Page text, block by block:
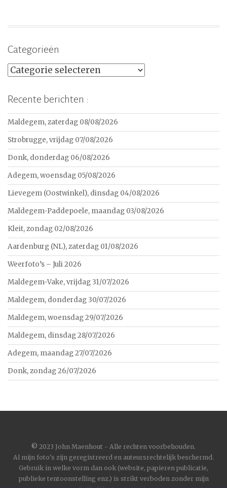
Categorieën
Categorieën
Recente berichten :
Maldegem, zaterdag 08/08/2026
Strobrugge, vrijdag 07/08/2026
Donk, donderdag 06/08/2026
Adegem, woensdag 05/08/2026
Lievegem (Oostwinkel), dinsdag 04/08/2026
Maldegem-Paddepoele, maandag 03/08/2026
Kleit, zondag 02/08/2026
Aardenburg (NL), zaterdag 01/08/2026
Weerfoto’s – Juli 2026
Maldegem-Vake, vrijdag 31/07/2026
Maldegem, donderdag 30/07/2026
Maldegem, woensdag 29/07/2026
Maldegem, dinsdag 28/07/2026
Adegem, maandag 27/07/2026
Donk, zondag 26/07/2026
© 2023 John Maenhout - Alle rechten voorbehouden.
Al mijn foto's zijn geregistreerd en auteursrechtelijk beschermd.
Gebruik in welke vorm dan ook (website, papieren publicatie,
publieke tentoonstelling enz.) is strikt verboden zonder mijn